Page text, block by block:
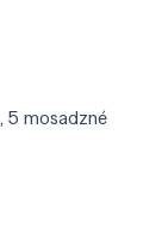
5 mosadzné